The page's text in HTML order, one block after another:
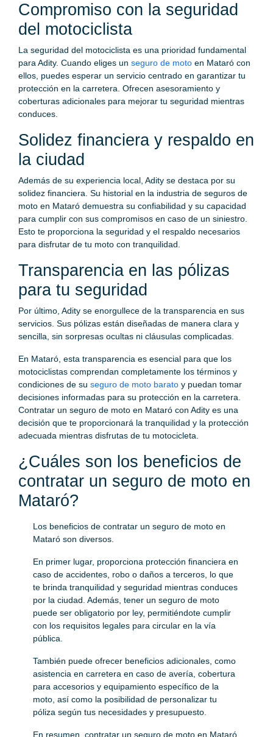
Compromiso con la seguridad
del motociclista
La seguridad del motociclista es una prioridad fundamental
para Adity. Cuando eliges un seguro de moto en Mataró con
ellos, puedes esperar un servicio centrado en garantizar tu
protección en la carretera. Ofrecen asesoramiento y
coberturas adicionales para mejorar tu seguridad mientras
conduces.
Solidez financiera y respaldo en
la ciudad
Además de su experiencia local, Adity se destaca por su
solidez financiera. Su historial en la industria de seguros de
moto en Mataró demuestra su confiabilidad y su capacidad
para cumplir con sus compromisos en caso de un siniestro.
Esto te proporciona la seguridad y el respaldo necesarios
para disfrutar de tu moto con tranquilidad.
Transparencia en las pólizas
para tu seguridad
Por último, Adity se enorgullece de la transparencia en sus
servicios. Sus pólizas están diseñadas de manera clara y
sencilla, sin sorpresas ocultas ni cláusulas complicadas.
En Mataró, esta transparencia es esencial para que los
motociclistas comprendan completamente los términos y
condiciones de su seguro de moto barato y puedan tomar
decisiones informadas para su protección en la carretera.
Contratar un seguro de moto en Mataró con Adity es una
decisión que te proporcionará la tranquilidad y la protección
adecuada mientras disfrutas de tu motocicleta.
¿Cuáles son los beneficios de
contratar un seguro de moto en
Mataró?
Los beneficios de contratar un seguro de moto en
Mataró son diversos.
En primer lugar, proporciona protección financiera en
caso de accidentes, robo o daños a terceros, lo que
te brinda tranquilidad y seguridad mientras conduces
por la ciudad. Además, tener un seguro de moto
puede ser obligatorio por ley, permitiéndote cumplir
con los requisitos legales para circular en la vía
pública.
También puede ofrecer beneficios adicionales, como
asistencia en carretera en caso de avería, cobertura
para accesorios y equipamiento específico de la
moto, así como la posibilidad de personalizar tu
póliza según tus necesidades y presupuesto.
En resumen, contratar un seguro de moto en Mataró